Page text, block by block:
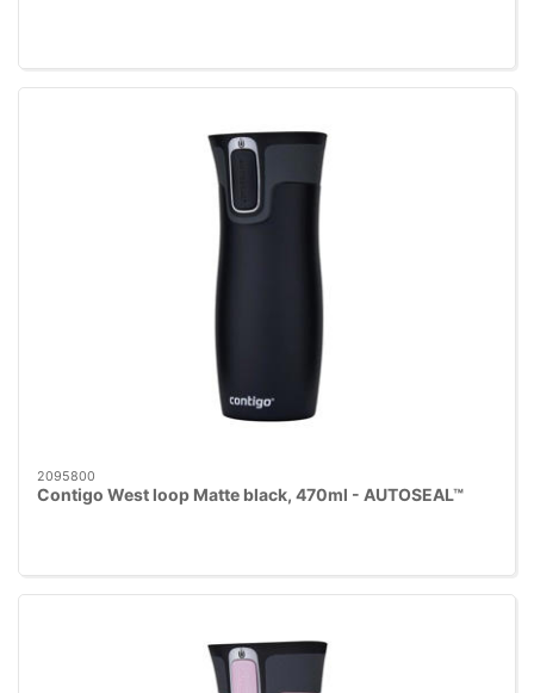
2095800
Contigo West loop Matte black, 470ml - AUTOSEAL™